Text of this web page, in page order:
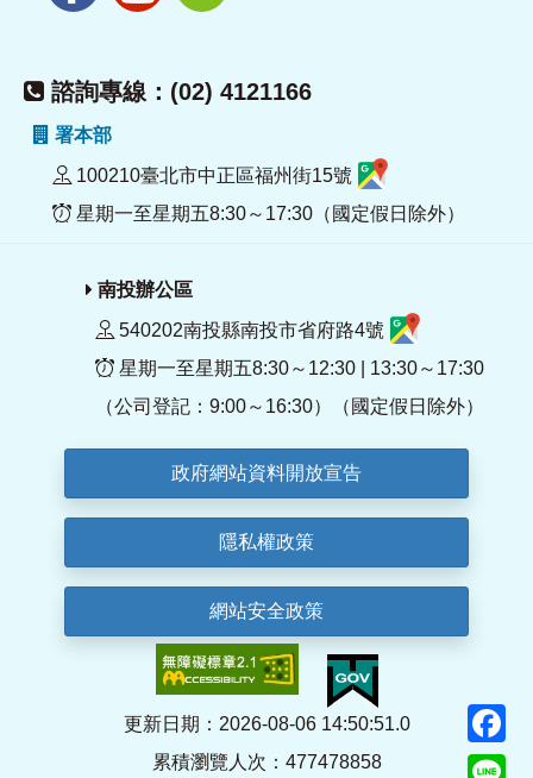
諮詢專線：(02) 4121166
署本部
100210臺北市中正區福州街15號
星期一至星期五8:30～17:30（國定假日除外）
南投辦公區
540202南投縣南投市省府路4號
星期一至星期五8:30～12:30 | 13:30～17:30
（公司登記：9:00～16:30）（國定假日除外）
政府網站資料開放宣告
隱私權政策
網站安全政策
更新日期：2026-08-06 14:50:51.0
累積瀏覽人次：477478858